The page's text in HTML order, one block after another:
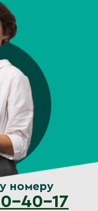
номеру
40-17